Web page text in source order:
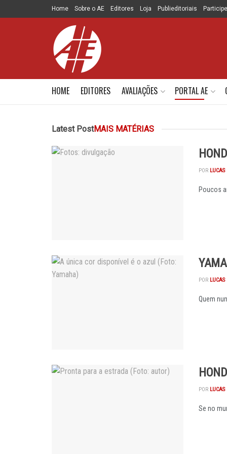
Home Sobre o AE Editores Loja Publieditoriais
HOME EDITORES AVALIAÇÕES PORTAL AE
Latest PostMAIS MATÉRIAS
POR LUCAS
Poucos
POR LUCAS
Quem
POR LUCAS
Se no